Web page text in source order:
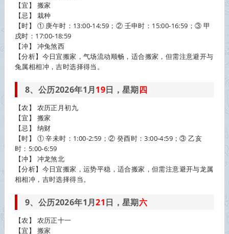
【宜】 搬家
【忌】 栽种
【时】 ① 庚午时：13:00-14:59；② 壬申时：15:00-16:59；③ 甲
戌时：17:00-18:59
【冲】 冲兔煞西
【分析】今日宜搬家，气场流动顺畅，适合搬家，但需注意避开与
兔属相相冲，吉时选择得当。
8、公历2026年1月19日，星期四
【农】 农历正月初九
【宜】 搬家
【忌】 纳财
【时】 ① 辛未时：1:00-2:59；② 癸酉时：3:00-4:59；③ 乙亥
时：5:00-6:59
【冲】 冲龙煞北
【分析】今日宜搬家，运势平稳，适合搬家，但需注意避开与龙属
相相冲，吉时选择得当。
9、公历2026年1月21日，星期六
【农】 农历正十一
【宜】 搬家